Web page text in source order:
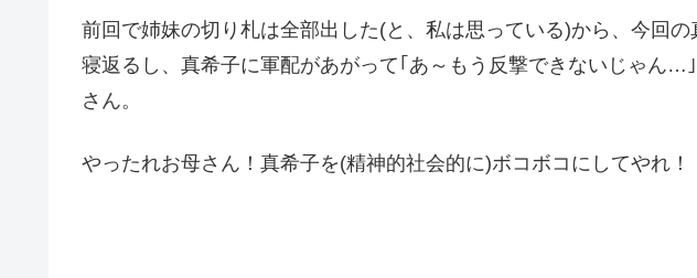
前回で姉妹の切り札は全部出した(と、私は思っている)から、今回
寝返るし、真希子に軍配があがって｢あ～もう反撃できないじゃん…
さん。
やったれお母さん！真希子を(精神的社会的に)ボコボコにしてやれ！